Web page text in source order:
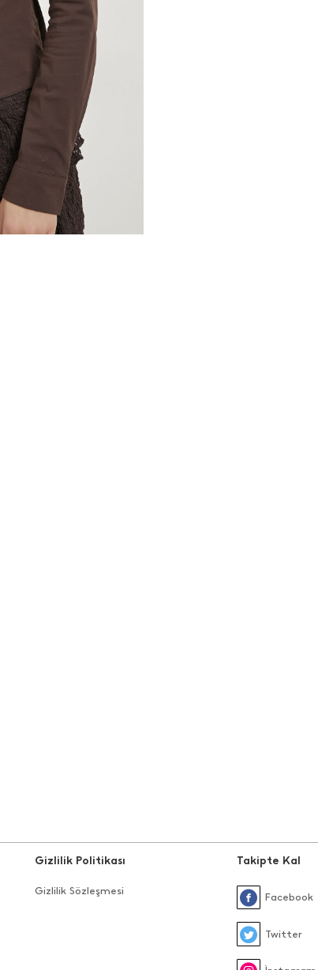
Gizlilik Politikası
Gizlilik Sözleşmesi
Takipte Kal
Facebook
Twitter